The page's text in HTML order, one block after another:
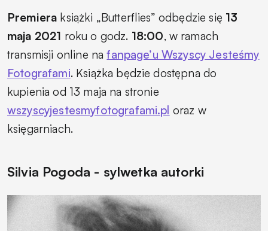
Premiera książki „Butterflies” odbędzie się 13
maja 2021 roku o godz. 18:00, w ramach
transmisji online nafanpage’u Wszyscy Jesteśmy
Fotografami. Książka będzie dostępna do
kupienia od 13 maja na stronie
wszyscyjestesmyfotografami.pl oraz w
księgarniach.
Silvia Pogoda - sylwetka autorki